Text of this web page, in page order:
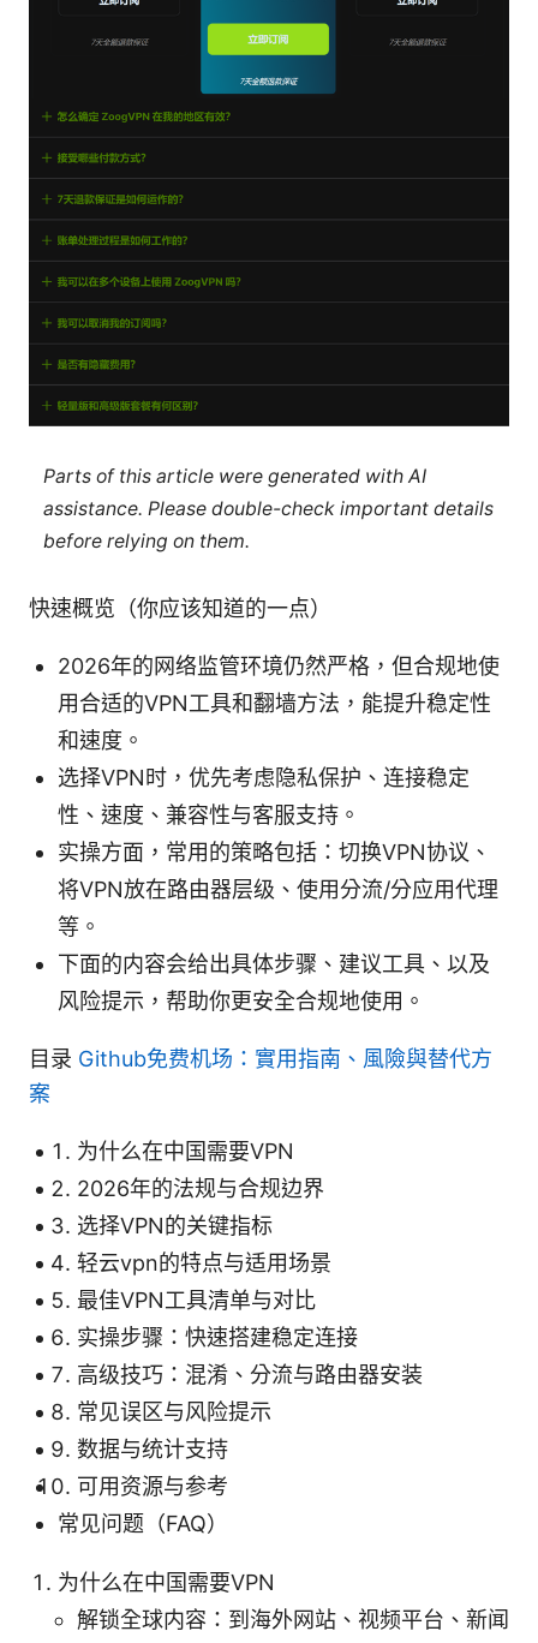
Parts of this article were generated with AI
assistance. Please double-check important details
before relying on them.
快速概览（你应该知道的一点）
2026年的网络监管环境仍然严格，但合规地使
用合适的VPN工具和翻墙方法，能提升稳定性
和速度。
选择VPN时，优先考虑隐私保护、连接稳定
性、速度、兼容性与客服支持。
实操方面，常用的策略包括：切换VPN协议、
将VPN放在路由器层级、使用分流/分应用代理
等。
下面的内容会给出具体步骤、建议工具、以及
风险提示，帮助你更安全合规地使用。
目录 Github免费机场：實用指南、風險與替代方
案
为什么在中国需要VPN
2026年的法规与合规边界
选择VPN的关键指标
轻云vpn的特点与适用场景
最佳VPN工具清单与对比
实操步骤：快速搭建稳定连接
高级技巧：混淆、分流与路由器安装
常见误区与风险提示
数据与统计支持
可用资源与参考
常见问题（FAQ）
为什么在中国需要VPN
解锁全球内容：到海外网站、视频平台、新闻